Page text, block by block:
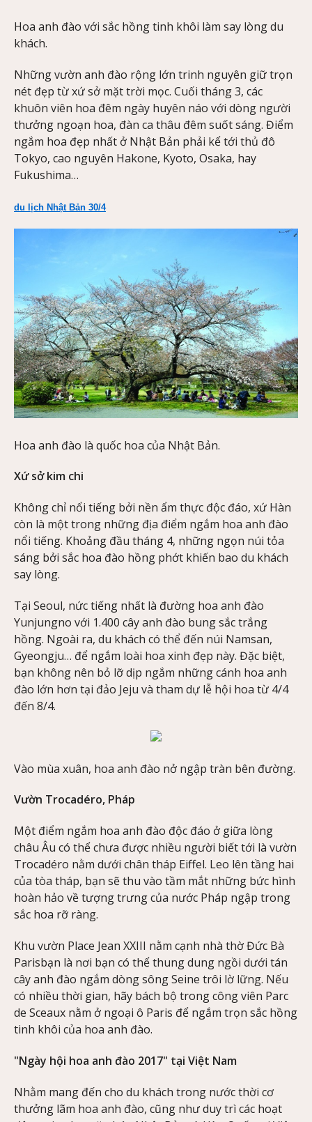
Hoa anh đào với sắc hồng tinh khôi làm say lòng du
khách.
Những vườn anh đào rộng lớn trinh nguyên giữ trọn
nét đẹp từ xứ sở mặt trời mọc. Cuối tháng 3, các
khuôn viên hoa đêm ngày huyên náo với dòng người
thưởng ngoạn hoa, đàn ca thâu đêm suốt sáng. Điểm
ngắm hoa đẹp nhất ở Nhật Bản phải kể tới thủ đô
Tokyo, cao nguyên Hakone, Kyoto, Osaka, hay
Fukushima…
du lịch Nhật Bản 30/4
Hoa anh đào là quốc hoa của Nhật Bản.
Xứ sở kim chi
Không chỉ nổi tiếng bởi nền ẩm thực độc đáo, xứ Hàn
còn là một trong những địa điểm ngắm hoa anh đào
nổi tiếng. Khoảng đầu tháng 4, những ngọn núi tỏa
sáng bởi sắc hoa đào hồng phớt khiến bao du khách
say lòng.
Tại Seoul, nức tiếng nhất là đường hoa anh đào
Yunjungno với 1.400 cây anh đào bung sắc trắng
hồng. Ngoài ra, du khách có thể đến núi Namsan,
Gyeongju… để ngắm loài hoa xinh đẹp này. Đặc biệt,
bạn không nên bỏ lỡ dịp ngắm những cánh hoa anh
đào lớn hơn tại đảo Jeju và tham dự lễ hội hoa từ 4/4
đến 8/4.
Vào mùa xuân, hoa anh đào nở ngập tràn bên đường.
Vườn Trocadéro, Pháp
Một điểm ngắm hoa anh đào độc đáo ở giữa lòng
châu Âu có thể chưa được nhiều người biết tới là vườn
Trocadéro nằm dưới chân tháp Eiffel. Leo lên tầng hai
của tòa tháp, bạn sẽ thu vào tầm mắt những bức hình
hoàn hảo về tượng trưng của nước Pháp ngập trong
sắc hoa rỡ ràng.
Khu vườn Place Jean XXIII nằm cạnh nhà thờ Đức Bà
Parisbạn là nơi bạn có thể thung dung ngồi dưới tán
cây anh đào ngắm dòng sông Seine trôi lờ lững. Nếu
có nhiều thời gian, hãy bách bộ trong công viên Parc
de Sceaux nằm ở ngoại ô Paris để ngắm trọn sắc hồng
tinh khôi của hoa anh đào.
"Ngày hội hoa anh đào 2017" tại Việt Nam
Nhằm mang đến cho du khách trong nước thời cơ
thưởng lãm hoa anh đào, cũng như duy trì các hoạt